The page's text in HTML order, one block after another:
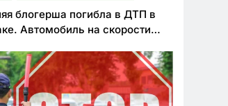
блогерша погибла в ДТП в
Автомобиль на скорости